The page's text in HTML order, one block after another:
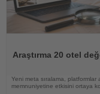
Araştırma 20 otel
Yeni meta sıralama, platformlar
memnuniyetine etkisini ortaya